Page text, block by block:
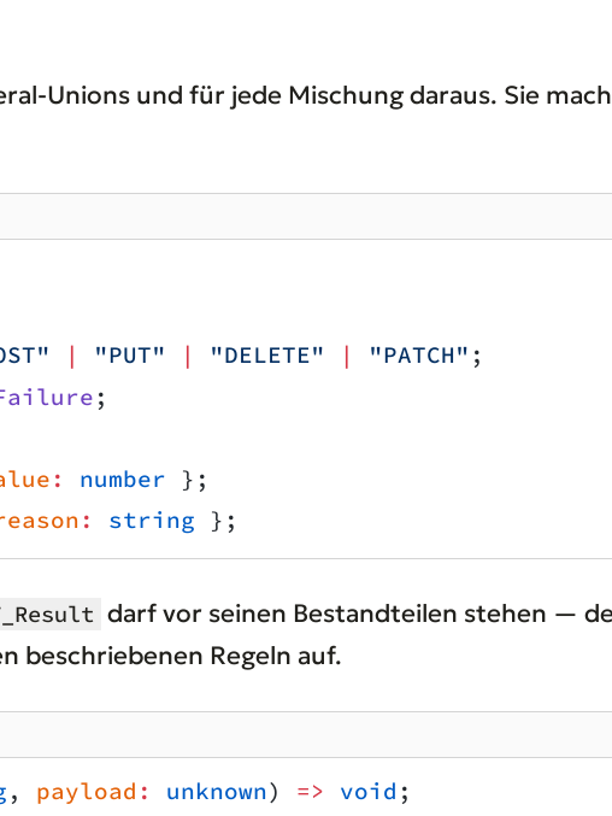
Unions und für jede Mischung daraus. Sie
| "PUT" | "DELETE" | "PATCH" ;
;
: number };
: string };
darf vor seinen Bestandteilen stehen —
beschriebenen Regeln auf.
, payload : unknown) => void ;